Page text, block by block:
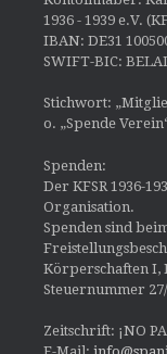
1936 - 1939 e.V.
IBAN: DE31
SWIFT-BIC:
Stichwort:
o. „Spende
Spenden:
Der KFSR 1936-
Organisation.
Spenden sind
Körperschaften I,
Steuernummer
Zeitschrift: ¡NO